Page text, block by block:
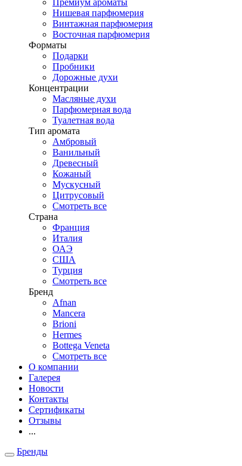
Премиум ароматы
Нишевая парфюмерия
Винтажная парфюмерия
Восточная парфюмерия
Форматы
Подарки
Пробники
Дорожные духи
Концентрации
Масляные духи
Парфюмерная вода
Туалетная вода
Тип аромата
Амбровый
Ванильный
Древесный
Кожаный
Мускусный
Цитрусовый
Смотреть все
Страна
Франция
Италия
ОАЭ
США
Турция
Смотреть все
Бренд
Afnan
Mancera
Brioni
Hermes
Bottega Veneta
Смотреть все
О компании
Галерея
Новости
Контакты
Сертификаты
Отзывы
...
Бренды